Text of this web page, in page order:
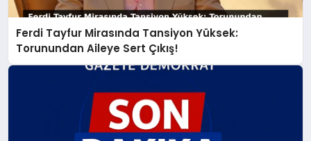
Ferdi Tayfur Mirasında Tansiyon Yüksek:
Torunundan Aileye Sert Çıkış!